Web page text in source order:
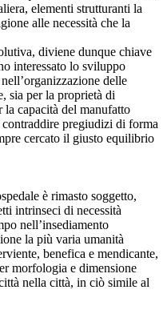
elementi strutturanti la
alle necessità che la
diviene dunque chiave
interessato lo sviluppo
delle
sia per la proprietà di
capacità del manufatto
pregiudizi di forma
cercato il giusto equilibrio
è rimasto soggetto,
intrinseci di necessità
nell’insediamento
la più varia umanità
benefica e mendicante,
morfologia e dimensione
nella città, in ciò simile al